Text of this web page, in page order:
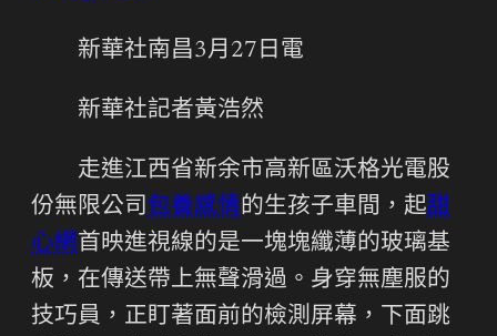
新華社南昌3月27日電
新華社記者黃浩然
走進江西省新余市高新區沃格光電股
份無限公司包養感情的生孩子車間，起甜
心網首映進視線的是一塊塊纖薄的玻璃基
板，在傳送帶上無聲滑過。身穿無塵服的
技巧員，正盯著面前的檢測屏幕，下面跳